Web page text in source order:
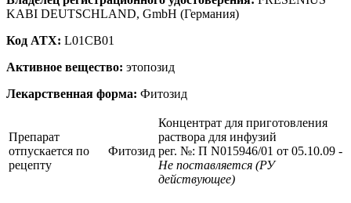
KABI DEUTSCHLAND, GmbH (Германия)
Код ATX: L01CB01
Активное вещество: этопозид
Лекарственная форма: Фитозид
Препарат
отпускается по
рецепту
Фитозид
Концентрат для приготовления
раствора для инфузий
рег. №: П N015946/01 от 05.10.09 -
Не поставляется (РУ
действующее)